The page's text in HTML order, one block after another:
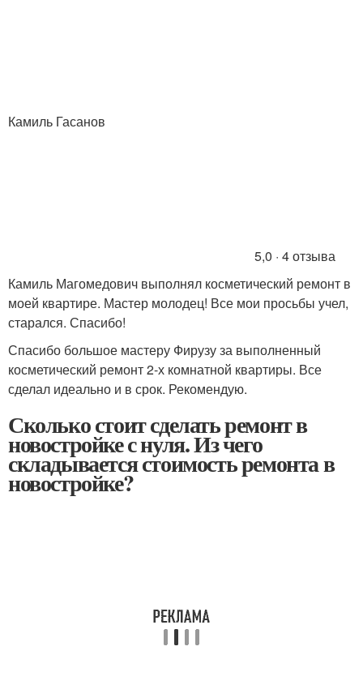
Камиль Гасанов
5,0 · 4 отзыва
Камиль Магомедович выполнял косметический ремонт в
моей квартире. Мастер молодец! Все мои просьбы учел,
старался. Спасибо!
Спасибо большое мастеру Фирузу за выполненный
косметический ремонт 2-х комнатной квартиры. Все
сделал идеально и в срок. Рекомендую.
Сколько стоит сделать ремонт в
новостройке с нуля. Из чего
складывается стоимость ремонта в
новостройке?